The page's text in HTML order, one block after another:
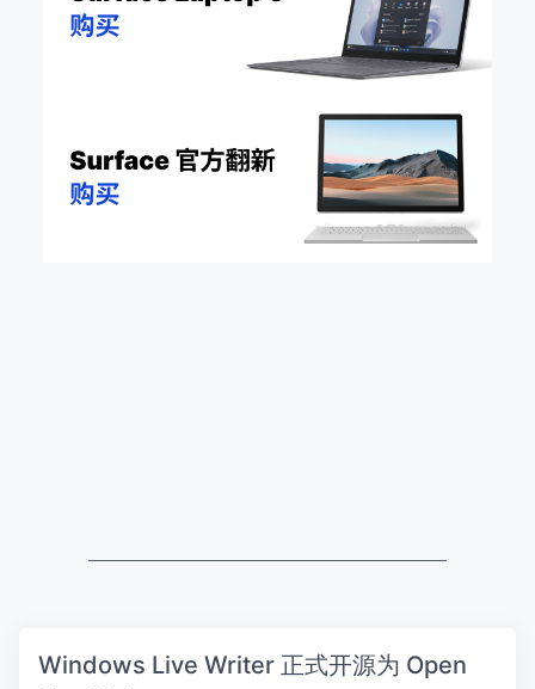
Windows Live Writer 正式开源为 Open